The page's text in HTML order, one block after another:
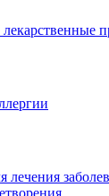
лечения